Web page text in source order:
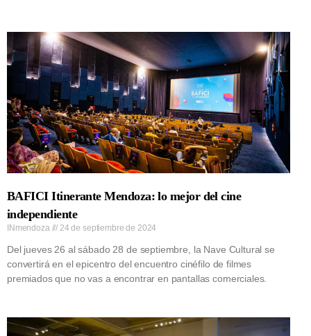
BAFICI Itinerante Mendoza: lo mejor del cine
independiente
INmendoza 24 de septiembre de 2024
Del jueves 26 al sábado 28 de septiembre, la Nave Cultural se
convertirá en el epicentro del encuentro cinéfilo de filmes
premiados que no vas a encontrar en pantallas comerciales.